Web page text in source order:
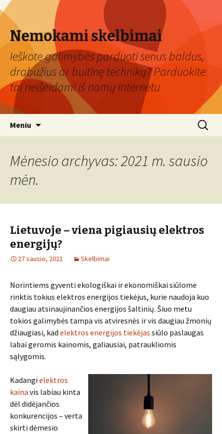
Nemokami skelbimai
Ieškote galimybės parduoti senus baldus,
drabužius ar buitinę techniką? Parduokite
tai neišeidami iš namų internetu
Meniu Ieškoti:
Mėnesio archyvas: 2021 m. sausio
mėn.
Lietuvoje – viena pigiausių elektros
energijų?
27 sausio, 2021 Skelbimai
Norintiems gyventi ekologiškai ir ekonomiškai siūlome
rinktis tokius elektros energijos tiekėjus, kurie naudoja kuo
daugiau atsinaujinančios energijos šaltinių. Šiuo metu
tokios galimybės tampa vis atviresnės ir vis daugiau žmonių
džiaugiasi, kad elektros energijos tiekėjas siūlo paslaugas
labai geromis kainomis, galiausiai, patraukliomis
sąlygomis.
Kadangi elektros
kaina vis labiau kinta
dėl didėjančios
konkurencijos – verta
skirti dėmesio